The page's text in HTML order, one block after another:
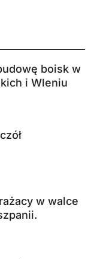
boisk w
i Wleniu
w walce